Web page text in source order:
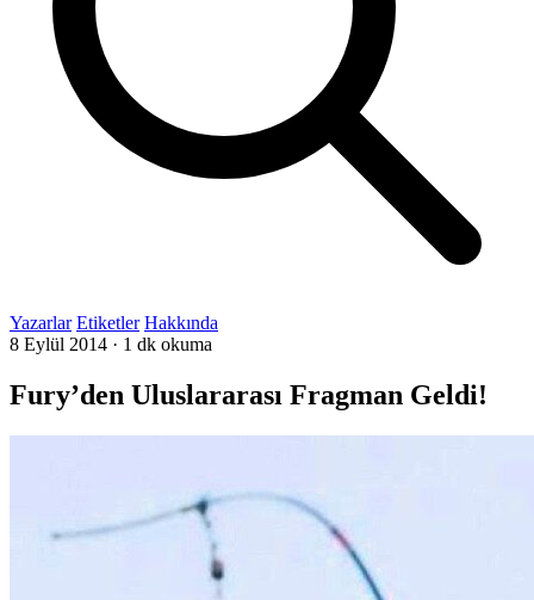
Yazarlar Etiketler Hakkında
8 Eylül 2014 · 1 dk okuma
Fury’den Uluslararası Fragman Geldi!